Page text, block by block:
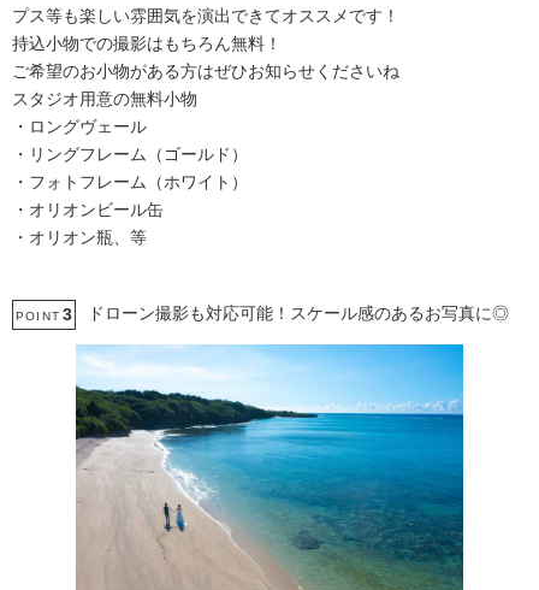
プス等も楽しい雰囲気を演出できてオススメです！
持込小物での撮影はもちろん無料！
ご希望のお小物がある方はぜひお知らせくださいね
スタジオ用意の無料小物
・ロングヴェール
・リングフレーム（ゴールド）
・フォトフレーム（ホワイト）
・オリオンビール缶
・オリオン瓶、等
POINT 3 ドローン撮影も対応可能！スケール感のあるお写真に◎